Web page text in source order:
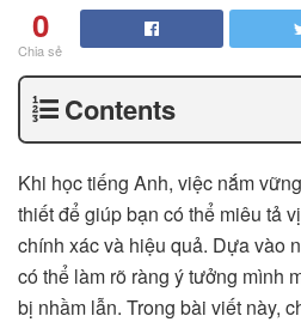
0
Chia sẻ
Contents
Khi học tiếng Anh, việc nắm
thiết để giúp bạn có thể miêu tả
chính xác và hiệu quả. Dựa vào
có thể làm rõ ràng ý tưởng mình
bị nhầm lẫn. Trong bài viết này,